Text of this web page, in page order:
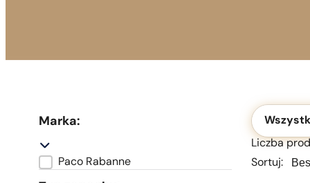
Marka:
MarkaPaco Rabanne
Liczba
Sortuj: